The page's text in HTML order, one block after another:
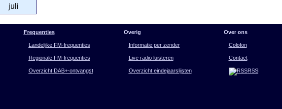
juli
Frequenties
Landelijke FM-frequenties
Regionale FM-frequenties
Overzicht DAB+-ontvangst
Overig
Informatie per zender
Live radio luisteren
Overzicht eindejaarslijsten
Over ons
Colofon
Contact
RSS